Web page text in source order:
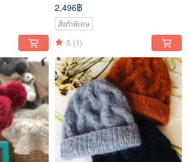
2,496฿
สั่งทำพิเศษ
5 (1)